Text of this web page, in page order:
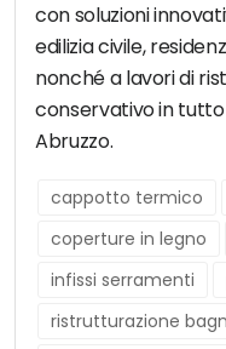
con soluzioni
edilizia civile,
nonché a lavori di
conservativo in
Abruzzo.
cappotto termico
coperture in legno
infissi serramenti
ristrutturazione